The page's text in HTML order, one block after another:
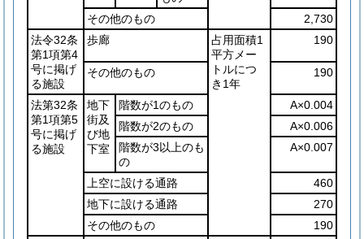
その他のもの
2,730
法令32条
第1項第4
号に掲げ
る施設
歩廊
占用面積1
平方メー
トルにつ
き1年
190
その他のもの 190
法第32条
第1項第5
号に掲げ
る施設
地下
街及
び地
下室
階数が1のもの
A×0.004
階数が2のもの
A×0.006
階数が3以上のも
の
A×0.007
上空に設ける通路
460
地下に設ける通路
270
その他のもの
190